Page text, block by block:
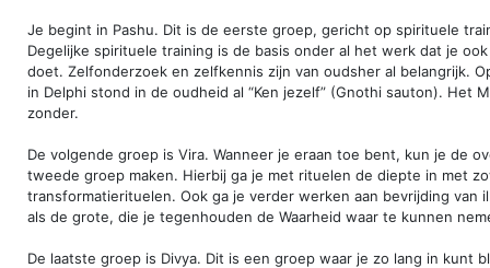
Je begint in Pashu. Dit is de eerste groep, gericht op spirituele
Degelijke spirituele training is de basis onder al het werk dat je
doet. Zelfonderzoek en zelfkennis zijn van oudsher al belangrijk.
in Delphi stond in de oudheid al “Ken jezelf” (Gnothi sauton). Het
zonder.
De volgende groep is Vira. Wanneer je eraan toe bent, kun je de
tweede groep maken. Hierbij ga je met rituelen de diepte in met
transformatierituelen. Ook ga je verder werken aan bevrijding van
als de grote, die je tegenhouden de Waarheid waar te kunnen
De laatste groep is Divya. Dit is een groep waar je zo lang in kunt